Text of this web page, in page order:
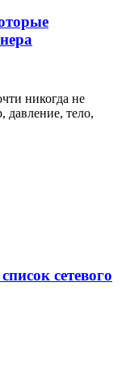
никогда не
тело,
сетевого